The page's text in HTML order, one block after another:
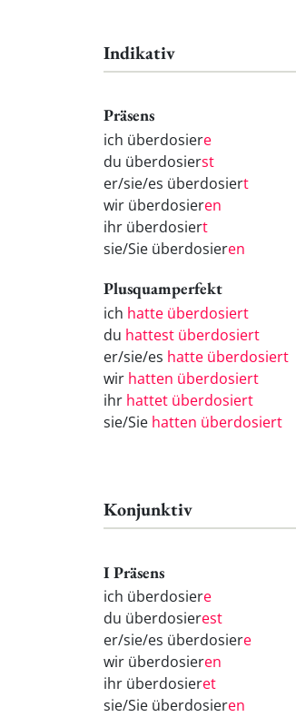
Indikativ
Präsens
ich überdosiere
du überdosierst
er/sie/es überdosiert
wir überdosieren
ihr überdosiert
sie/Sie überdosieren
Plusquamperfekt
ich hatte überdosiert
du hattest überdosiert
er/sie/es hatte überdosiert
wir hatten überdosiert
ihr hattet überdosiert
sie/Sie hatten überdosiert
Konjunktiv
I Präsens
ich überdosiere
du überdosierest
er/sie/es überdosiere
wir überdosieren
ihr überdosieret
sie/Sie überdosieren